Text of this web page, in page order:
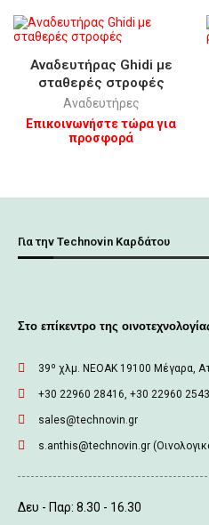
Aναδευτήρας Ghidi με
σταθερές στροφές
Αναδευτήρες
Επικοινωνήστε τώρα για
προσφορά
Για την Technovin Καρδάτου
Στο επίκεντρο της
39º χλμ. ΝΕΟΑΚ 19100 Mέγαρα,
+30 22960 28416, +30 22960
sales@technovin.gr
s.anthis@technovin.gr
Δευ - Παρ: 8.30 - 16.30